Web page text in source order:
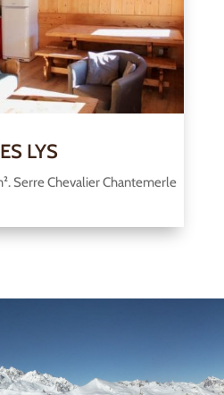
LYS
Serre Chevalier Chantemerle